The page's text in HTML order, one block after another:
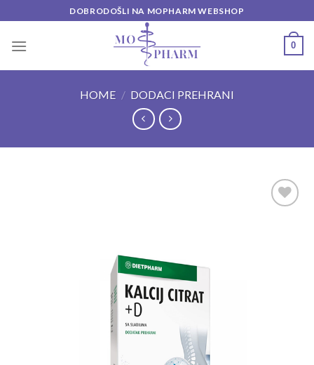
to
content
DOBRODOŠLI NA MOPHARM WEBSHOP
0
HOME / DODACI PREHRANI